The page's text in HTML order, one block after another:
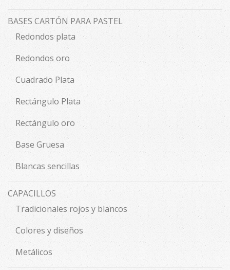
BASES CARTÓN PARA PASTEL
Redondos plata
Redondos oro
Cuadrado Plata
Rectángulo Plata
Rectángulo oro
Base Gruesa
Blancas sencillas
CAPACILLOS
Tradicionales rojos y blancos
Colores y diseños
Metálicos